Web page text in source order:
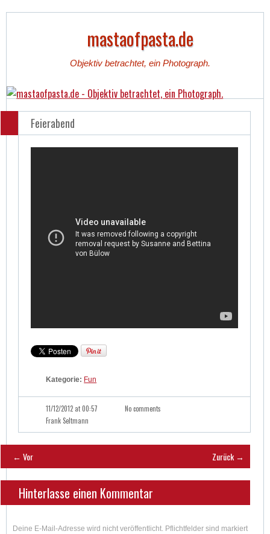
mastaofpasta.de
Objektiv betrachtet, ein Photograph.
Feierabend
Kategorie: Fun
11/12/2012 at 00:57
No comments
Frank Seltmann
← Vor Zurück →
Hinterlasse einen Kommentar
Deine E-Mail-Adresse wird nicht veröffentlicht. Pflichtfelder sind markiert